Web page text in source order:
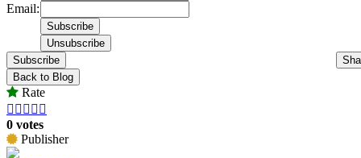
Email:
Subscribe
Back to Blog
Rate
    
0 votes
Publisher